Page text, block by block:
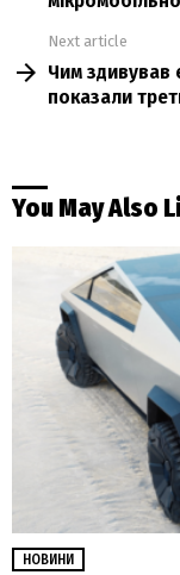
Next article
Чим здивував
показали
You May Also
НОВИНИ